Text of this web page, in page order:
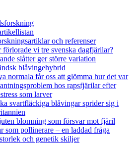
och referenser
förlorade vi tre svenska dagfjärilar?
slåtter ger större variation
blåvingehybrid
normala får oss att glömma hur det var
hos rapsfjärilar efter
som larver
svartfläckiga blåvingar sprider sig i
blomning som försvar mot fjäril
som pollinerare – en laddad fråga
och genetik skiljer